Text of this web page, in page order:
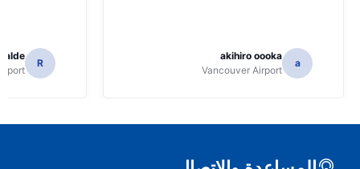
a
akihiro oooka
Vancouver Airport
R